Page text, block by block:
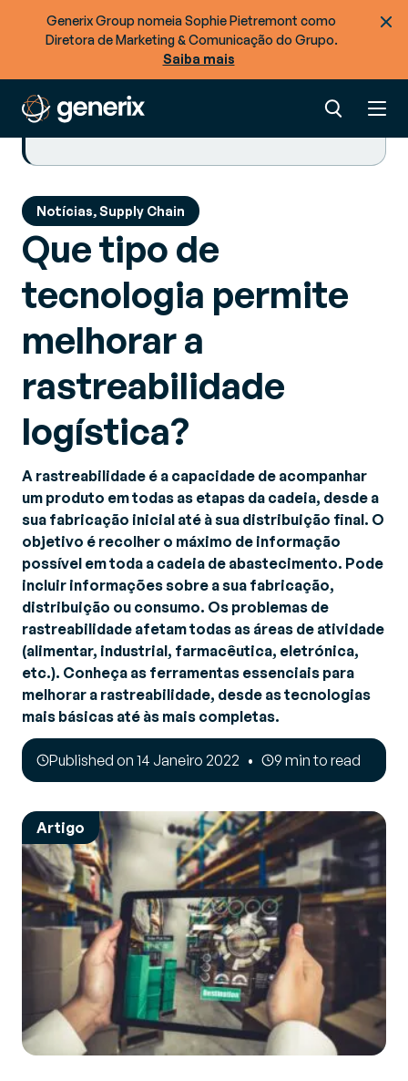
Generix Group nomeia Sophie Pietremont como
Diretora de Marketing & Comunicação do Grupo.
Saiba mais
Notícias, Supply Chain
Que tipo de
tecnologia permite
melhorar a
rastreabilidade
logística?
A rastreabilidade é a capacidade de acompanhar
um produto em todas as etapas da cadeia, desde a
sua fabricação inicial até à sua distribuição final. O
objetivo é recolher o máximo de informação
possível em toda a cadeia de abastecimento. Pode
incluir informações sobre a sua fabricação,
distribuição ou consumo. Os problemas de
rastreabilidade afetam todas as áreas de atividade
(alimentar, industrial, farmacêutica, eletrónica,
etc.). Conheça as ferramentas essenciais para
melhorar a rastreabilidade, desde as tecnologias
mais básicas até às mais completas.
Published on 14 Janeiro 2022 9 min to read
Artigo
Procurar mais recursos
Pronto para otimizar o fluxo de mercadorias +